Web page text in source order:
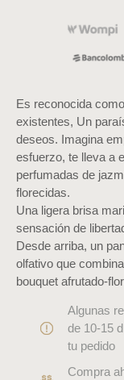
Es reconocida
existentes, Un
deseos. Imagina
esfuerzo, te lleva a
perfumadas de
florecidas.
Una ligera brisa
sensación de
Desde arriba, un
olfativo que
bouquet afrutado-
Algunas
de 10-15
tu pedido
Compra